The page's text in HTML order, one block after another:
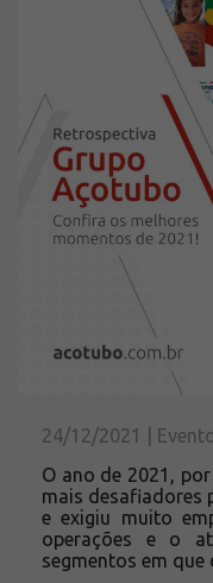
Aços Inoxidáveis
Soluções
Incotep –
Calculadora
Download
Solicite um
Sobre a Açotubo
Planos de
Compliance e LGPD
Blog
ESG
Trabalhe conosco
24/12/2021 |
O ano de 2021,
mais desafiadores
e exigiu muito
operações e o
segmentos em